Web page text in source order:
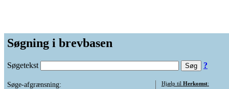
Søgning i brevbasen
Søgetekst ?
Søge-afgrænsning:
Hjælp til Herkomst: